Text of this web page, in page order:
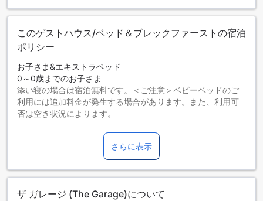
このゲストハウス/ベッド＆ブレックファーストの宿泊
ポリシー
お子さま&エキストラベッド
0～0歳までのお子さま
添い寝の場合は宿泊無料です。＜ご注意＞ベビーベッドのご
利用には追加料金が発生する場合があります。また、利用可
否は空き状況によります。
添い寝の場合は宿泊無料です。
6歳以上の宿泊者は大人とみなされます。
エキストラベッドの追加可否は、ルームタイプにより異なり
ます。各ルームタイプ欄の記載をお確かめください。ルーム
ていない場合は、エキストラベッドの追加はできません。
さらに表示
ザ ガレージ (The Garage)について